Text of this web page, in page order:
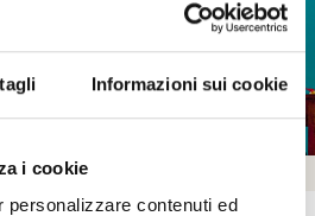
Informazioni sui cookie
i cookie
personalizzare contenuti ed